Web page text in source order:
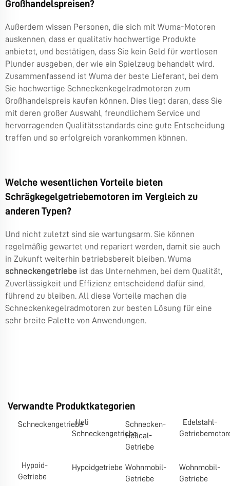
Großhandelspreisen?
Außerdem wissen Personen, die sich mit Wuma-Motoren
auskennen, dass er qualitativ hochwertige Produkte
anbietet, und bestätigen, dass Sie kein Geld für wertlosen
Plunder ausgeben, der wie ein Spielzeug behandelt wird.
Zusammenfassend ist Wuma der beste Lieferant, bei dem
Sie hochwertige Schneckenkegelradmotoren zum
Großhandelspreis kaufen können. Dies liegt daran, dass Sie
mit deren großer Auswahl, freundlichem Service und
hervorragenden Qualitätsstandards eine gute Entscheidung
treffen und so erfolgreich vorankommen können.
Welche wesentlichen Vorteile bieten
Schrägkegelgetriebemotoren im Vergleich zu
anderen Typen?
Und nicht zuletzt sind sie wartungsarm. Sie können
regelmäßig gewartet und repariert werden, damit sie auch
in Zukunft weiterhin betriebsbereit bleiben. Wuma
schneckengetriebe ist das Unternehmen, bei dem Qualität,
Zuverlässigkeit und Effizienz entscheidend dafür sind,
führend zu bleiben. All diese Vorteile machen die
Schneckenkegelradmotoren zur besten Lösung für eine
sehr breite Palette von Anwendungen.
Verwandte Produktkategorien
Schneckengetriebe
Heli
Schneckengetriebe
Schnecken-
Helical-
Getriebe
Edelstahl-
Hypoid-
Getriebe
Hypoidgetriebe Wohnmobil-
Getriebe
Wohnmobil-
Getriebe